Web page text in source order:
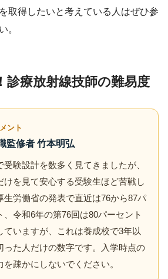
取得したいと考えている人はぜひ参
。
診療放射線技師の難易度
ント
監修者 竹本明弘
受験設計を数多く見てきましたが、
けを見て安心する受験生ほど苦戦し
生労働省の発表で直近は76から87パ
、令和6年の第76回は80パーセント
ていますが、これは養成校で3年以
った人だけの数字です。入学時点の
を疎かにしないでください。